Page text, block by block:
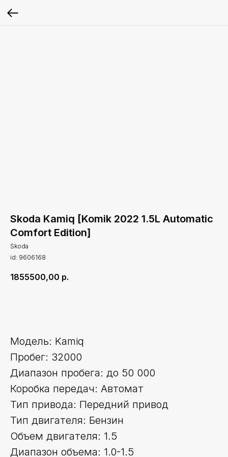
Skoda Kamiq [Komik 2022 1.5L Automatic
Comfort Edition]
Skoda
id: 9606168
1855500,00 р.
Модель: Kamiq
Пробег: 32000
Диапазон пробега: до 50 000
Коробка передач: Автомат
Тип привода: Передний привод
Тип двигателя: Бензин
Объем двигателя: 1.5
Диапазон объема: 1.0-1.5